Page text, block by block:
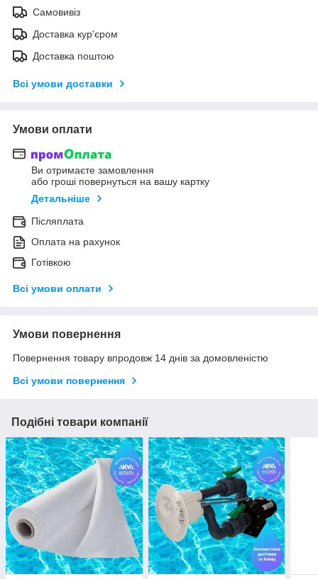
Самовивіз
Доставка кур'єром
Доставка поштою
Всі умови доставки
Умови оплати
Ви отримаєте замовлення
або гроші повернуться на вашу картку
Детальніше
Післяплата
Оплата на рахунок
Готівкою
Всі умови оплати
Умови повернення
Повернення товару впродовж 14 днів за домовленістю
Всі умови повернення
Подібні товари компанії